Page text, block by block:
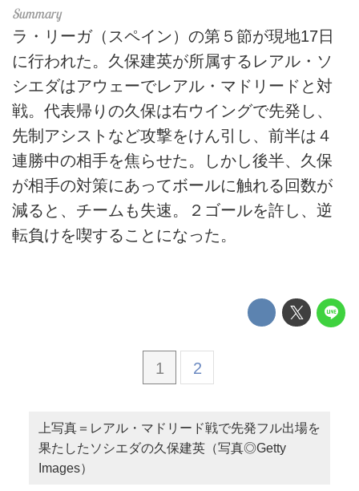
ラ・リーガ（スペイン）の第５節が現地17日
に行われた。久保建英が所属するレアル・ソ
シエダはアウェーでレアル・マドリードと対
戦。代表帰りの久保は右ウイングで先発し、
先制アシストなど攻撃をけん引し、前半は４
連勝中の相手を焦らせた。しかし後半、久保
が相手の対策にあってボールに触れる回数が
減ると、チームも失速。２ゴールを許し、逆
転負けを喫することになった。
1 2
上写真＝レアル・マドリード戦で先発フル出場を
果たしたソシエダの久保建英（写真◎Getty
Images）